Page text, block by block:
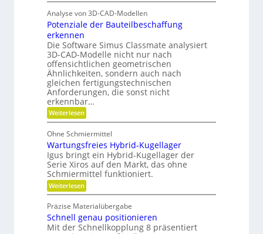
t
z
d
H
d
r
a
u
l
i
k
i
m
V
e
r
g
l
c
t
e
c
h
n
i
k
t
e
g
e
t
r
i
e
b
e
-
F
a
m
i
l
i
e
r
m
r
F
l
e
x
i
b
i
l
i
t
t
Analyse von 3D-CAD-Modellen
Potenziale der Bauteilbeschaffung
erkennen
Die Software Simus Classmate analysiert
3D-CAD-Modelle nicht nur nach
offensichtlichen geometrischen
Ähnlichkeiten, sondern auch nach
gleichen fertigungstechnischen
Anforderungen, die sonst nicht
erkennbar…
Weiterlesen:
P
t
e
n
z
i
a
l
e
d
e
r
B
Ohne Schmiermittel
Wartungsfreies Hybrid-Kugellager
Igus bringt ein Hybrid-Kugellager der
Serie Xiros auf den Markt, das ohne
Schmiermittel funktioniert.
Weiterlesen:
W
r
t
u
Präzise Materialübergabe
Schnell genau positionieren
Mit der Schnellkopplung 8 präsentiert